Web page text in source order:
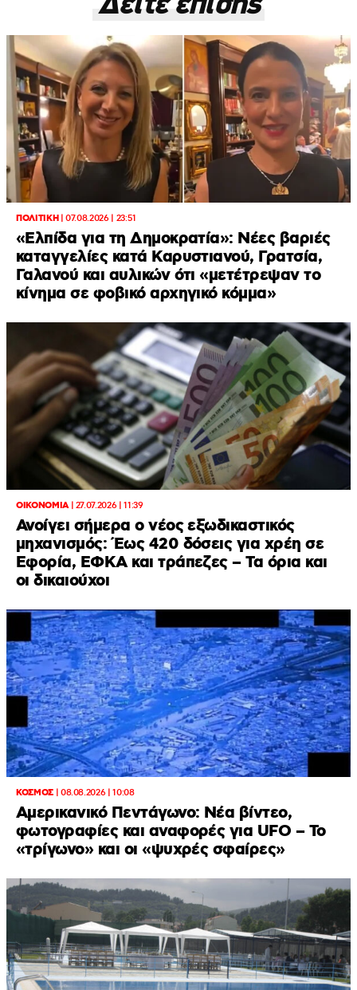
ΠΟΛΙΤΙΚΗ|07.08.2026 | 23:51
«Ελπίδα για τη Δημοκρατία»: Νέες βαριές
καταγγελίες κατά Καρυστιανού, Γρατσία,
Γαλανού και αυλικών ότι «μετέτρεψαν το
κίνημα σε φοβικό αρχηγικό κόμμα»
ΟΙΚΟΝΟΜΙΑ| 27.07.2026 | 11:39
Ανοίγει σήμερα ο νέος εξωδικαστικός
μηχανισμός: Έως 420 δόσεις για χρέη σε
Εφορία, ΕΦΚΑ και τράπεζες – Τα όρια και
οι δικαιούχοι
ΚΟΣΜΟΣ| 08.08.2026 | 10:08
Αμερικανικό Πεντάγωνο: Νέα βίντεο,
φωτογραφίες και αναφορές για UFO – Το
«τρίγωνο» και οι «ψυχρές σφαίρες»